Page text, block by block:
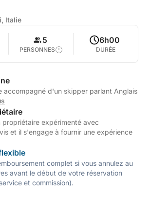
Italie
5
PERSONNES
6h00
DURÉE
accompagné d'un skipper parlant Anglais
propriétaire expérimenté avec
et il s'engage à fournir une expérience
complet si vous annulez au
avant le début de votre réservation
et commission).